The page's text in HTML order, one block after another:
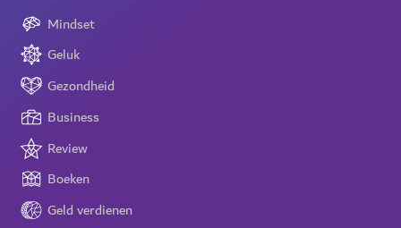
Mindset
Geluk
Gezondheid
Business
Review
Boeken
Geld verdienen